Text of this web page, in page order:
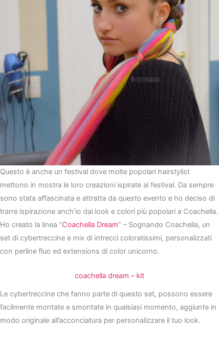
Questo è anche un festival dove molte popolari hairstylist
mettono in mostra le loro creazioni ispirate al festival. Da sempre
sono stata affascinata e attratta da questo evento e ho deciso di
trarre ispirazione anch’io dai look e colori più popolari a Coachella.
Ho creato la linea “Coachella Dream” – Sognando Coachella, un
set di cybertreccine e mix di intrecci coloratissimi, personalizzati
con perline fluo ed extensions di color unicorno.
coachella dream – kit
Le cybertreccine che fanno parte di questo set, possono essere
facilmente montate e smontate in qualsiasi momento, aggiunte in
modo originale all’acconciatura per personalizzare il tuo look.